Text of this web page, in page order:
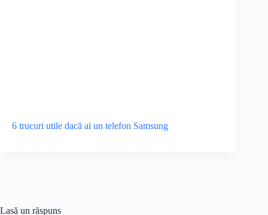
6 trucuri utile dacă ai un telefon Samsung
Lasă un răspuns